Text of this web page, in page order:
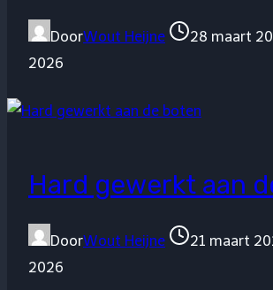
DoorWout Heijne 28 maart
2026
Hard gewerkt aan
DoorWout Heijne 21 maart
2026